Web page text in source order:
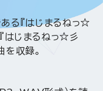
る『はじまるねっ☆
はじまるねっ☆彡
収録。